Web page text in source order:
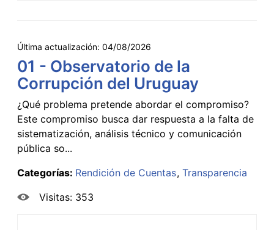
Última actualización: 04/08/2026
01 - Observatorio de la
Corrupción del Uruguay
¿Qué problema pretende abordar el compromiso?
Este compromiso busca dar respuesta a la falta de
sistematización, análisis técnico y comunicación
pública so...
Categorías: Rendición de Cuentas Transparencia
Visitas: 353